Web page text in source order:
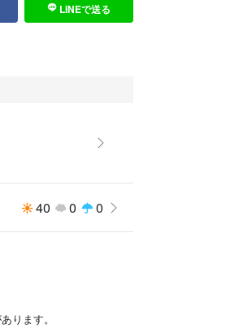
LINEで送る
40 0 0
ります。